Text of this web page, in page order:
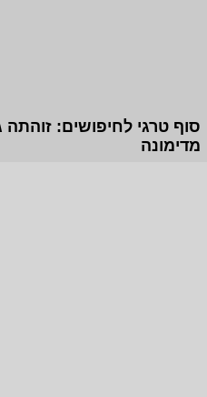
סוף טרגי לחיפושים: זוהתה
מדימונה